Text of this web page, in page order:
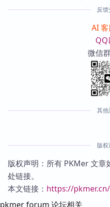
反
AI 客
QQ
微信
其他
版权
版权声明：所有 PKMer 文章
处链接。
本文链接： https://
pkmer forum 论坛相关